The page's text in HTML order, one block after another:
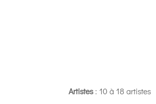
Artistes: 10 à 18 artistes